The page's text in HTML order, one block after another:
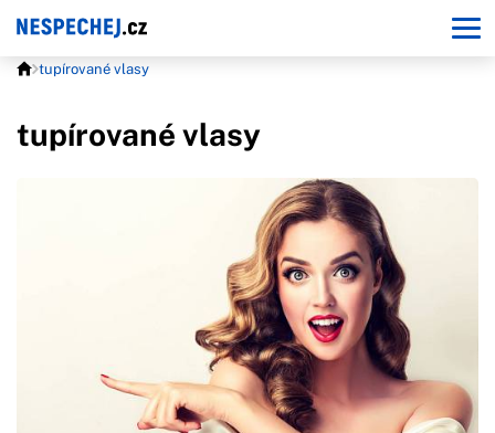
tupírované vlasy
tupírované vlasy